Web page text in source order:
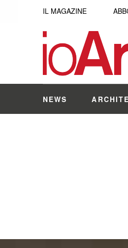
IL MAGAZINE
NEWS